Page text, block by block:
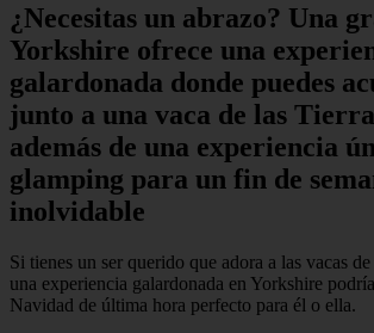
¿Necesitas un abrazo? Una
Yorkshire ofrece una
galardonada donde puedes
junto a una vaca de las
además de una experiencia
glamping para un fin de
inolvidable
Si tienes un ser querido que adora a las vacas
una experiencia galardonada en Yorkshire
Navidad de última hora perfecto para él o ella.